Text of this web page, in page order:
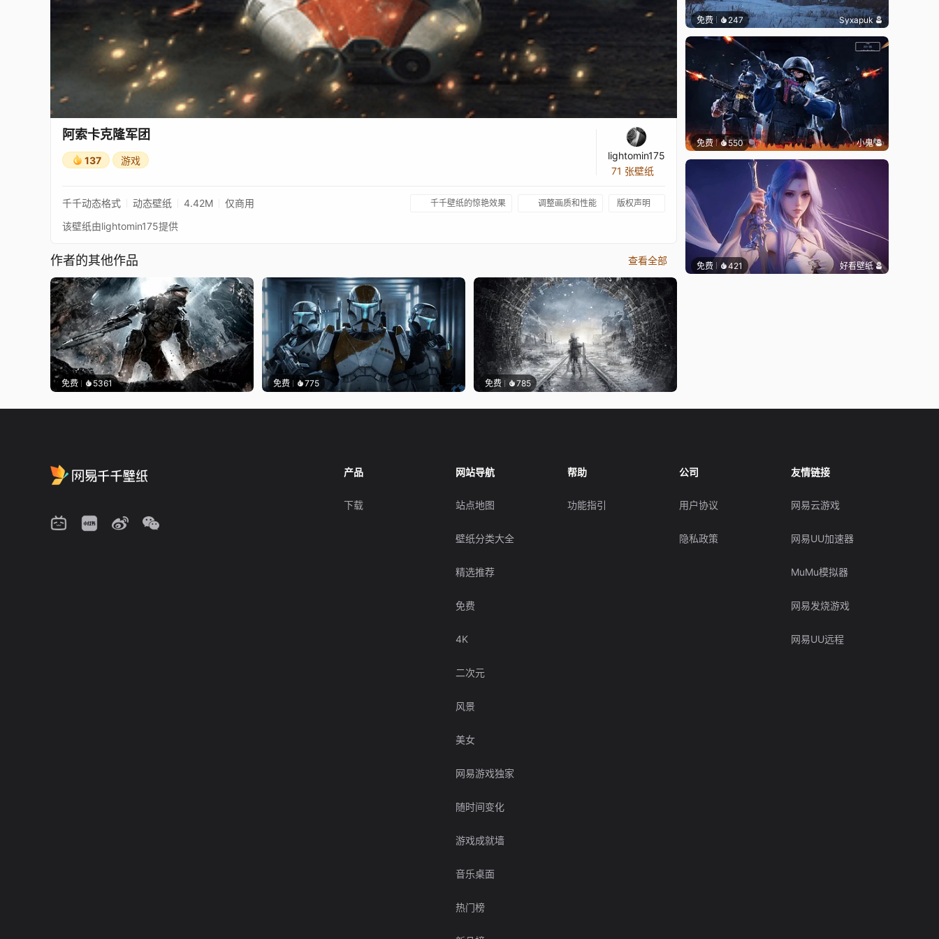
阿索卡克隆军团
137 游戏
lightomin175
71 张壁纸
千千动态格式 动态壁纸 4.42M 仅商用 千千壁纸的惊艳效果 调整画质和性能 版权声明
该壁纸由lightomin175提供
作者的其他作品 查看全部
免费 5361 免费 775 免费 785
免费 247 Syxapuk
免费 550 小鬼
免费 421 好看壁纸
产品
下载
网站导航
站点地图
壁纸分类大全
精选推荐
免费
4K
二次元
风景
美女
网易游戏独家
随时间变化
游戏成就墙
音乐桌面
热门榜
帮助
功能指引
公司
用户协议
隐私政策
友情链接
网易云游戏
网易UU加速器
MuMu模拟器
网易发烧游戏
网易UU远程